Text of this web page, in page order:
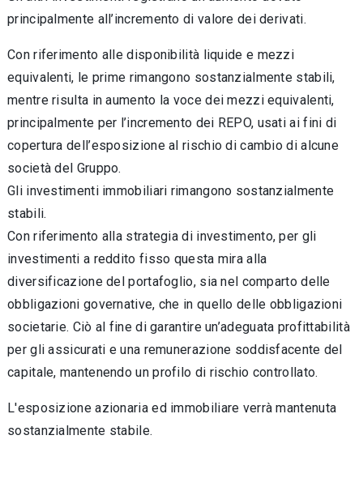
principalmente all’incremento di valore dei derivati.
Con riferimento alle disponibilità liquide e mezzi
equivalenti, le prime rimangono sostanzialmente stabili,
mentre risulta in aumento la voce dei mezzi equivalenti,
principalmente per l’incremento dei REPO, usati ai fini di
copertura dell’esposizione al rischio di cambio di alcune
società del Gruppo.
Gli investimenti immobiliari rimangono sostanzialmente
stabili.
Con riferimento alla strategia di investimento, per gli
investimenti a reddito fisso questa mira alla
diversificazione del portafoglio, sia nel comparto delle
obbligazioni governative, che in quello delle obbligazioni
societarie. Ciò al fine di garantire un’adeguata profittabilità
per gli assicurati e una remunerazione soddisfacente del
capitale, mantenendo un profilo di rischio controllato.
L'esposizione azionaria ed immobiliare verrà mantenuta
sostanzialmente stabile.